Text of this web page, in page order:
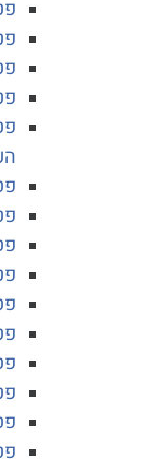
פטור
פטור
פטור
פטור
פטור
העורקים
פטור
פטור
פטור
פטור
פטור
פטור
פטור
פטור
פטור
פטור